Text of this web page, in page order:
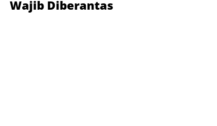
Wajib Diberantas